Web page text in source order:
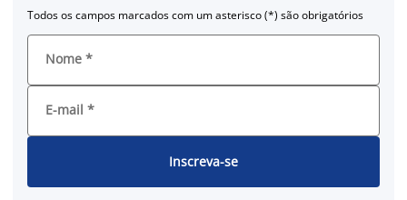
Todos os campos marcados com um asterisco (*) são obrigatórios
Nome *
E-mail *
Inscreva-se